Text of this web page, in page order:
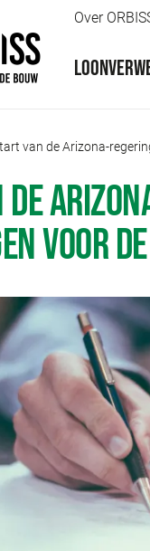
Over
van de Arizona-
VOOR